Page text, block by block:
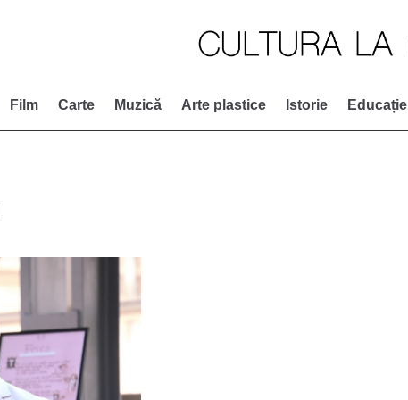
Film Carte Muzică Arte plastice Istorie Educație